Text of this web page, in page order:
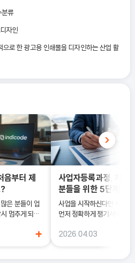
분류
자인
으로 한 광고용 인쇄물을 디자인하는 산업 활
부터 제
은 분들이 업
멈추게 되는
골라도 괜찮
+
사업자등록과정, 처음
분들을 위한 5단계 정
사업을 시작하신다면 사업자
먼저 정확하게 챙기셔야 해
국세청에 정식으로 사업을
2026.04.03